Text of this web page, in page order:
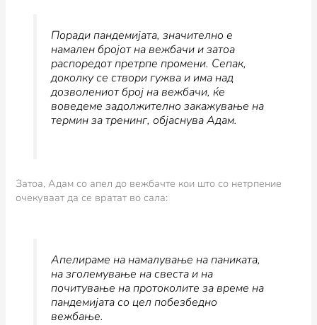
Поради пандемијата, значително е
намален бројот на вежбачи и затоа
распоредот претрпе промени. Сепак,
доколку се створи гужва и има над
дозволениот број на вежбачи, ќе
воведеме задолжително закажување на
термин за тренинг, објаснува Адам.
Затоа, Адам со апел до вежбачте кои што со нетрпение
очекуваат да се вратат во сала:
Апелираме на намалување на паниката,
на зголемување на свеста и на
почитување на протоколите за време на
пандемијата со цел побезбедно
вежбање.